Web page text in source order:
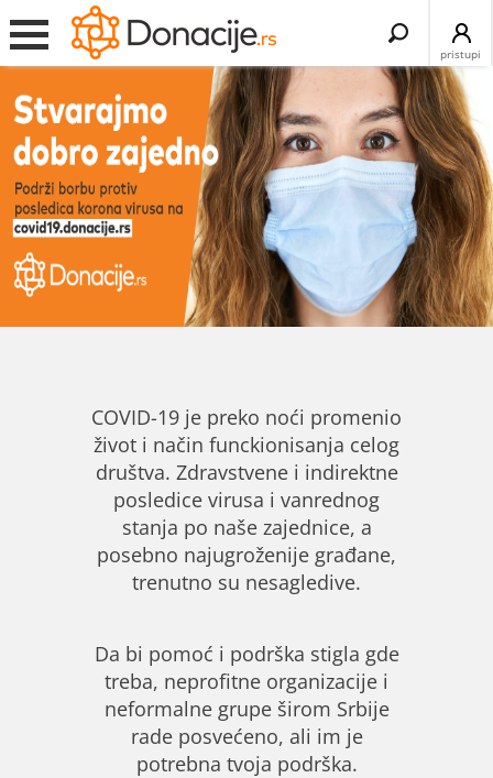
pristupi
Search
COVID-19 je preko noći promenio
život i način funckionisanja celog
društva. Zdravstvene i indirektne
posledice virusa i vanrednog
stanja po naše zajednice, a
posebno najugroženije građane,
trenutno su nesagledive.
Da bi pomoć i podrška stigla gde
treba, neprofitne organizacije i
neformalne grupe širom Srbije
rade posvećeno, ali im je
potrebna tvoja podrška.